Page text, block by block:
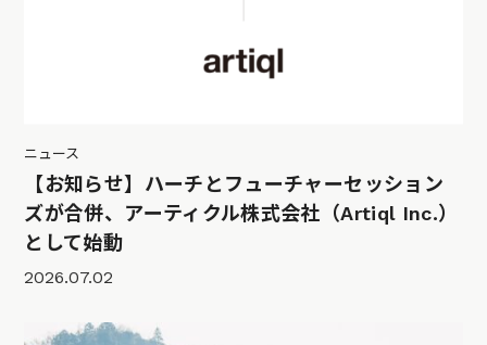
ニュース
【お知らせ】ハーチとフューチャーセッション
ズが合併、アーティクル株式会社（Artiql Inc.）
として始動
2026.07.02